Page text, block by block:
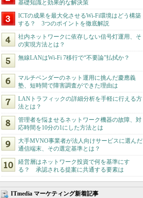
基礎知識と効果的な解決策
ICTの成果を最大化させるWi-Fi環境はどう構築
する？ 3つのポイントを徹底解説
社内ネットワークに依存しない信号灯運用、そ
の実現方法とは？
無線LANはWi-Fi 7移行で“不要論”払拭か？
マルチベンダーのネット運用に挑んだ慶應義
塾、短時間で障害調査ができた理由は
LANトラフィックの詳細分析を手軽に行える方
法とは？
管理者を悩ませるネットワーク機器の故障、対
応時間を10分の1にした方法とは
大手MVNO事業者が法人向けサービスに選んだ
通信端末、その選定基準とは？
経営層はネットワーク投資で何を基準にす
る？ 承認される提案に共通する要素は
ITmedia マーケティング新着記事